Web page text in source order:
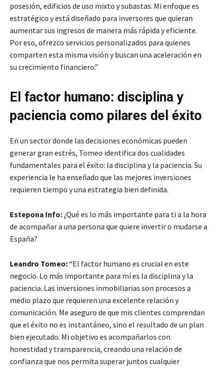
posesión, edificios de uso mixto y subastas. Mi enfoque es
estratégico y está diseñado para inversores que quieran
aumentar sus ingresos de manera más rápida y eficiente.
Por eso, ofrezco servicios personalizados para quienes
comparten esta misma visión y buscan una aceleración en
su crecimiento financiero.”
El factor humano: disciplina y
paciencia como pilares del éxito
En un sector donde las decisiones económicas pueden
generar gran estrés, Tomeo identifica dos cualidades
fundamentales para el éxito: la disciplina y la paciencia. Su
experiencia le ha enseñado que las mejores inversiones
requieren tiempo y una estrategia bien definida.
Estepona Info: ¿Qué es lo más importante para ti a la hora
de acompañar a una persona que quiere invertir o mudarse a
España?
Leandro Tomeo:“El factor humano es crucial en este
negocio. Lo más importante para mí es la disciplina y la
paciencia. Las inversiones inmobiliarias son procesos a
medio plazo que requieren una excelente relación y
comunicación. Me aseguro de que mis clientes comprendan
que el éxito no es instantáneo, sino el resultado de un plan
bien ejecutado. Mi objetivo es acompañarlos con
honestidad y transparencia, creando una relación de
confianza que nos permita superar juntos cualquier